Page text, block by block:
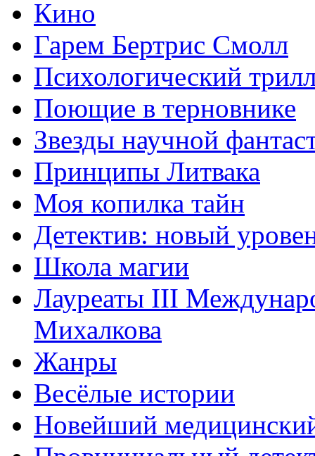
Кино
Гарем Бертрис Смолл
Психологический
Поющие в терновнике
Звезды научной
Принципы Литвака
Моя копилка тайн
Детектив: новый
Школа магии
Лауреаты III
Михалкова
Жанры
Весёлые истории
Новейший